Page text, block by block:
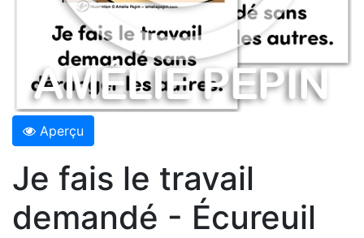
Aperçu
Je fais le travail
demandé - Écureuil